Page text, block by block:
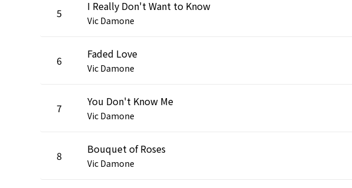
5 I Really Don't Want to Know
Vic Damone
6 Faded Love
Vic Damone
7 You Don't Know Me
Vic Damone
8 Bouquet of Roses
Vic Damone